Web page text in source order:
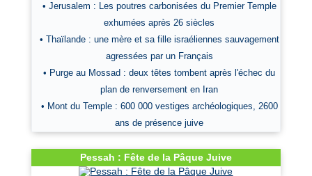
• Jerusalem : Les poutres carbonisées du Premier Temple
exhumées après 26 siècles
• Thaïlande : une mère et sa fille israéliennes sauvagement
agressées par un Français
• Purge au Mossad : deux têtes tombent après l'échec du
plan de renversement en Iran
• Mont du Temple : 600 000 vestiges archéologiques, 2600
ans de présence juive
Pessah : Fête de la Pâque Juive